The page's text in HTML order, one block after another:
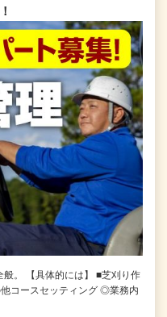
。 【具体的には】 ■芝刈り作
コースセッティング ◎業務内